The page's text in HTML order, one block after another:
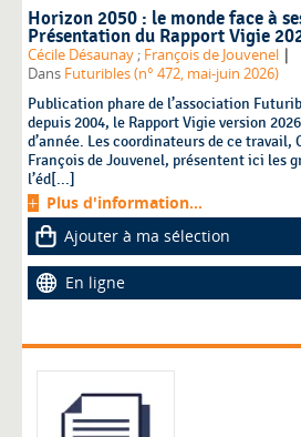
Horizon 2050 : le monde face à
Présentation du Rapport Vigie
Cécile Désaunay ; François de Jouvenel |
Dans Futuribles (n° 472, mai-juin 2026)
Publication phare de l’association
depuis 2004, le Rapport Vigie version
d’année. Les coordinateurs de ce travail,
François de Jouvenel, présentent ici les
l’éd[...]
Plus d'information...
Ajouter à ma sélection
En ligne